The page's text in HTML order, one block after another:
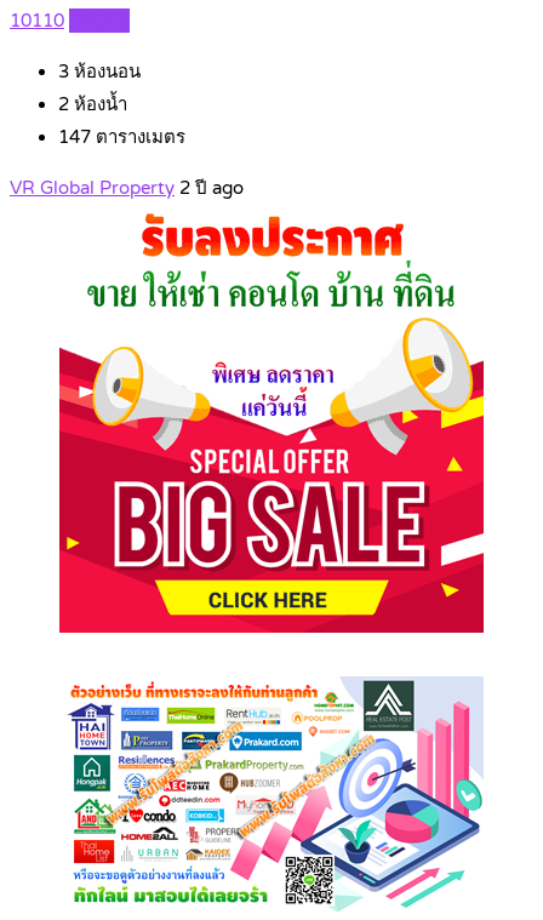
10110
3 ห้องนอน
2 ห้องน้ำ
147 ตารางเมตร
VR Global Property 2 ปี ago